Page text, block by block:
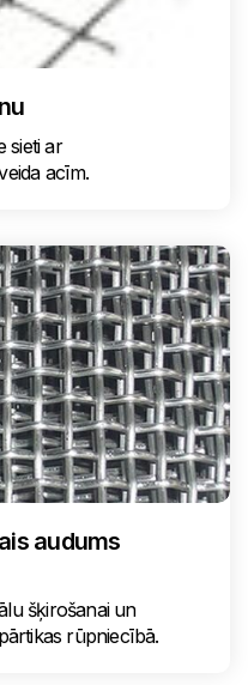
sieti ar
acīm.
audums
šķirošanai un
rūpniecībā.